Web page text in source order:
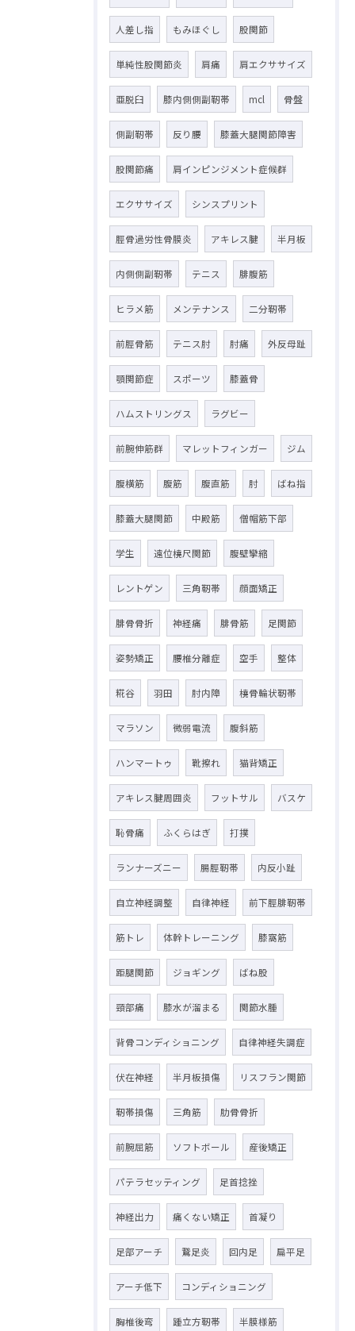
人差し指 もみほぐし 股関節
単純性股関節炎 肩痛 肩エクササイズ
亜脱臼 膝内側側副靭帯 mcl 骨盤
側副靭帯 反り腰 膝蓋大腿関節障害
股関節痛 肩インピンジメント症候群
エクササイズ シンスプリント
脛骨過労性骨膜炎 アキレス腱 半月板
内側側副靭帯 テニス 腓腹筋
ヒラメ筋 メンテナンス 二分靭帯
前脛骨筋 テニス肘 肘痛 外反母趾
顎関節症 スポーツ 膝蓋骨
ハムストリングス ラグビー
前腕伸筋群 マレットフィンガー ジム
腹横筋 腹筋 腹直筋 肘 ばね指
膝蓋大腿関節 中殿筋 僧帽筋下部
学生 遠位橈尺関節 腹壁攣縮
レントゲン 三角靭帯 顔面矯正
腓骨骨折 神経痛 腓骨筋 足関節
姿勢矯正 腰椎分離症 空手 整体
糀谷 羽田 肘内障 橈骨輪状靭帯
マラソン 微弱電流 腹斜筋
ハンマートゥ 靴擦れ 猫背矯正
アキレス腱周囲炎 フットサル バスケ
恥骨痛 ふくらはぎ 打撲
ランナーズニー 腸脛靭帯 内反小趾
自立神経調整 自律神経 前下脛腓靭帯
筋トレ 体幹トレーニング 膝窩筋
距腿関節 ジョギング ばね股
頸部痛 膝水が溜まる 関節水腫
背骨コンディショニング 自律神経失調症
伏在神経 半月板損傷 リスフラン関節
靭帯損傷 三角筋 肋骨骨折
前腕屈筋 ソフトボール 産後矯正
パテラセッティング 足首捻挫
神経出力 痛くない矯正 首凝り
足部アーチ 鵞足炎 回内足 扁平足
アーチ低下 コンディショニング
胸椎後弯 踵立方靭帯 半膜様筋